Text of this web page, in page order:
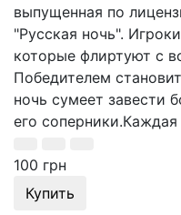
выпущенная по
"Русская ночь".
которые флиртуют с
Победителем
ночь сумеет завести
его
100 грн
Купить